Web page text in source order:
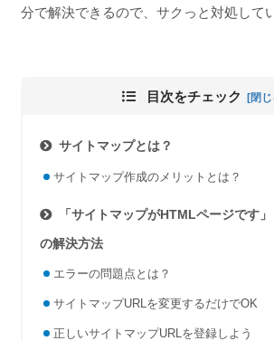
分で解決できるので、サクっと対処して
目次をチェック
サイトマップとは？
サイトマップ作成のメリットとは？
「サイトマップがHTMLページです
の解決方法
エラーの問題点とは？
サイトマップURLを変更するだけでOK
正しいサイトマップURLを登録しよう